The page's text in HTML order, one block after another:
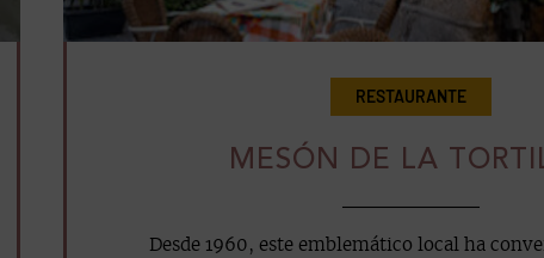
RESTAURANTE
MESÓN DE LA
Desde 1960, este emblemático local ha